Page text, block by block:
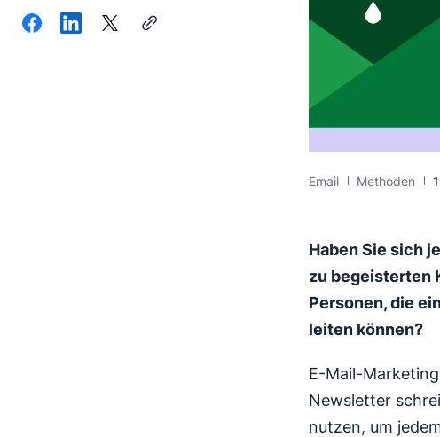
Email Methoden
Haben Sie sich
zu begeisterten
Personen, die
leiten können?
E-Mail-
Newsletter
nutzen, um